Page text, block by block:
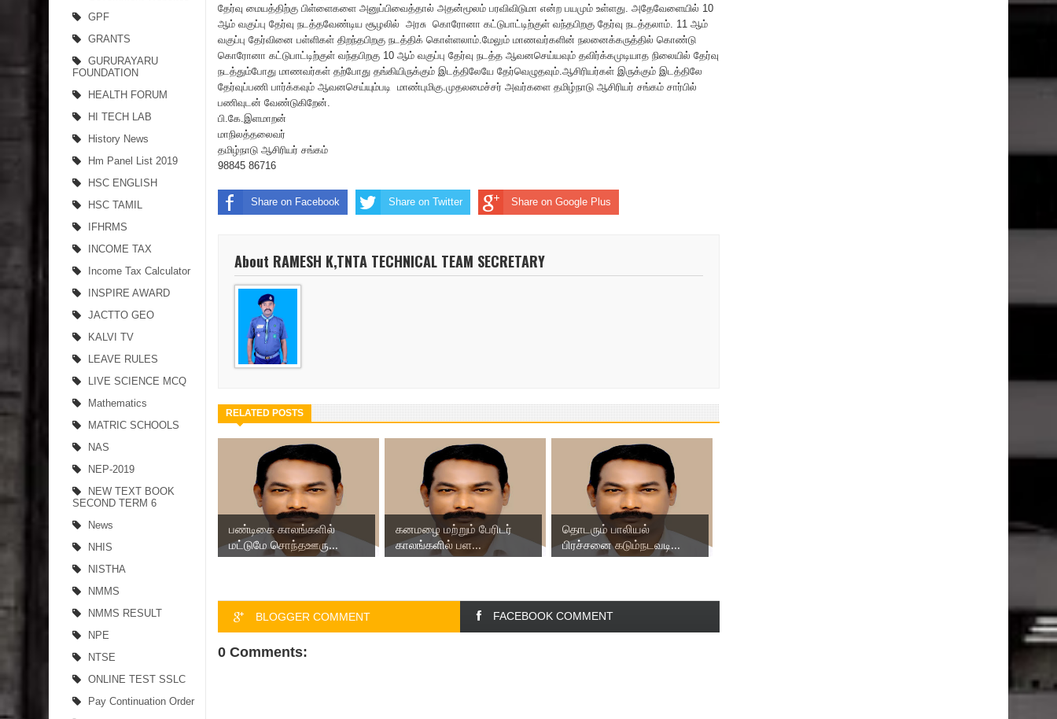
GPF
GRANTS
GURURAYARU
FOUNDATION
HEALTH FORUM
HI TECH LAB
History News
Hm Panel List 2019
HSC ENGLISH
HSC TAMIL
IFHRMS
INCOME TAX
Income Tax Calculator
INSPIRE AWARD
JACTTO GEO
KALVI TV
LEAVE RULES
LIVE SCIENCE MCQ
Mathematics
MATRIC SCHOOLS
NAS
NEP-2019
NEW TEXT BOOK
SECOND TERM 6
News
NHIS
NISTHA
NMMS
NMMS RESULT
NPE
NTSE
ONLINE TEST SSLC
Pay Continuation Order
தேர்வு மையத்திற்கு பிள்ளைகளை அனுப்பிவைத்தால் அதன்மூலம் பரவிவிடுமா என்ற பயமும் உள்ளது. அதேவேளையில் 10
ஆம் வகுப்பு தேர்வு நடத்தவேண்டிய சூழலில் அரசு கொரோனா கட்டுபாட்டிற்குள் வந்தபிறகு தேர்வு நடத்தலாம். 11 ஆம்
வகுப்பு தேர்வினை பள்ளிகள் திறந்தபிறகு நடத்திக் கொள்ளலாம்.மேலும் மாணவர்களின் நலனைக்கருத்தில் கொண்டு
கொரோனா கட்டுபாட்டிற்குள் வந்தபிறகு 10 ஆம் வகுப்பு தேர்வு நடத்த ஆவனசெய்யவும் தவிர்க்கமுடியாத நிலையில் தேர்வு
நடத்தும்போது மாணவர்கள் தற்போது தங்கியிருக்கும் இடத்திலேயே தேர்வெழுதவும்.ஆசிரியர்கள் இருக்கும் இடத்திலே
தேர்வுப்பணி பார்க்கவும் ஆவனசெய்யும்படி மாண்புமிகு.முதலமைச்சர் அவர்களை தமிழ்நாடு ஆசிரியர் சங்கம் சார்பில்
பணிவுடன் வேண்டுகிறேன்.
பி.கே.இளமாறன்
மாநிலத்தலைவர்
தமிழ்நாடு ஆசிரியர் சங்கம்
98845 86716
Share on Facebook Share on Twitter Share on Google Plus
About RAMESH K,TNTA TECHNICAL TEAM SECRETARY
RELATED POSTS
பண்டிகை காலங்களில்
மட்டுமே சொந்தஊரு...
கனமழை மற்றும் பேரிடர்
காலங்களில் பள...
தொடரும் பாலியல்
பிரச்சனை கடும்நடவடி...
BLOGGER COMMENT FACEBOOK COMMENT
0 Comments: